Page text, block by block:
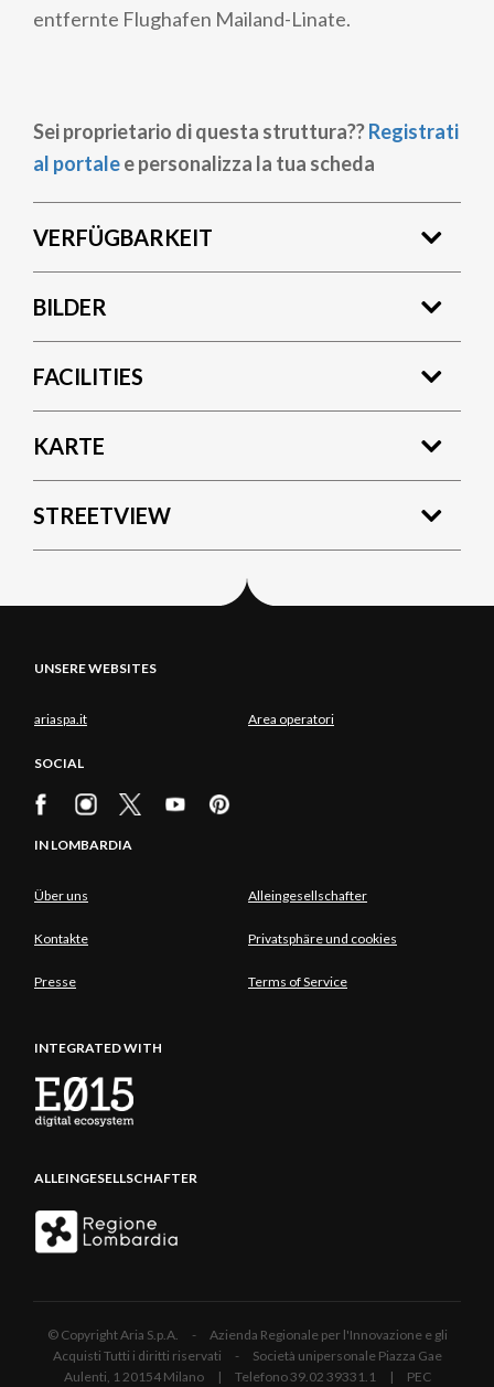
entfernte Flughafen Mailand-Linate.
Sei proprietario di questa struttura??Registrati
al portalee personalizza la tua scheda
VERFÜGBARKEIT
BILDER
FACILITIES
KARTE
STREETVIEW
UNSERE WEBSITES
ariaspa.it Area operatori
SOCIAL
IN LOMBARDIA
Über uns Alleingesellschafter
Kontakte Privatsphäre und cookies
Presse Terms of Service
INTEGRATED WITH
ALLEINGESELLSCHAFTER
© Copyright Aria S.p.A. - Azienda Regionale per l'Innovazione e gli
Acquisti Tutti i diritti riservati - Società unipersonale Piazza Gae
Aulenti, 1 20154 Milano | Telefono 39.02 39331.1 | PEC